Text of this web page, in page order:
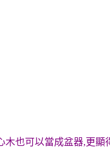
木也可以當成盆器,更顯